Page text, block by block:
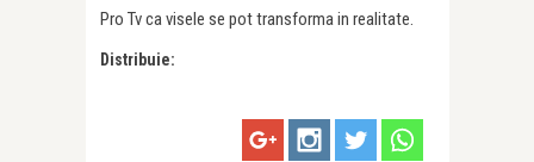
Pro Tv ca visele se pot transforma in realitate.
Distribuie: